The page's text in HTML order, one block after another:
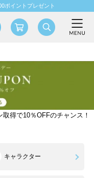
ポイントプレゼント
得で10％OFFのチャンス！
キャラクター